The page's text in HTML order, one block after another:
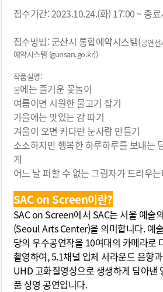
접수기간: 2023.10.24.(화) 17:00 ~ 종
접수방법: 군산시 통합예약시스템(공연
예약시스템 (gunsan.go.kr))
작품설명:
봄에는 즐거운 꽃놀이
여름이면 시원한 물고기 잡기
가을에는 맛있는 감 따기
겨울이 오면 커다란 눈사람 만들기
소소하지만 행복한 하루하루를 보내는
게
어느 날 피할 수 없는 그림자가 드리우
SAC on Screen이란?
SAC on Screen에서 SAC는 서울 예술
(Seoul Arts Center)을 의미합니다. 예
당의 우수공연작을 10여대의 카메라로
촬영하여, 5.1채널 입체 서라운드 음향
UHD 고화질영상으로 생생하게 담아낸
품 상영 공연입니다.